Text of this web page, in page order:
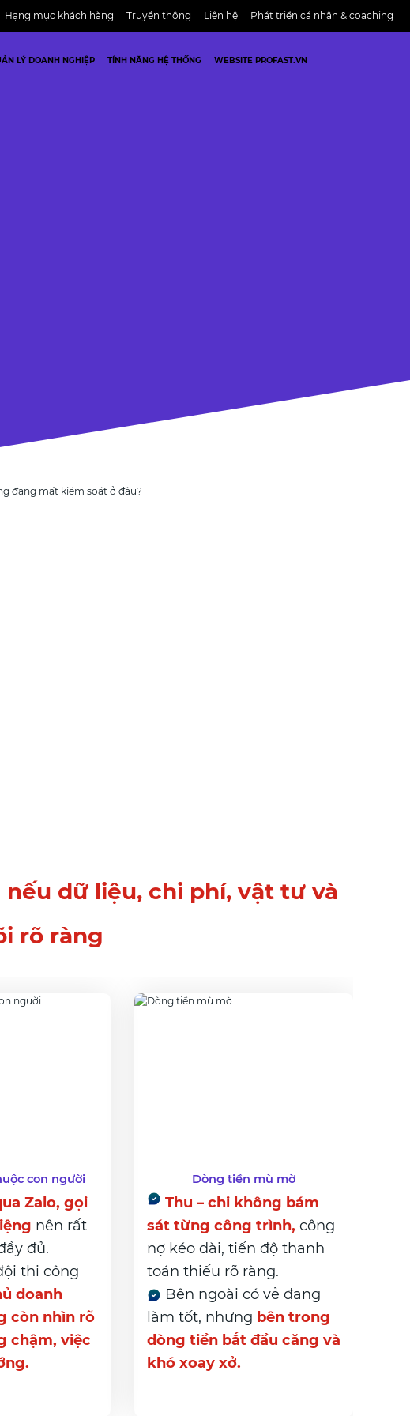
Hạng mục khách hàng Truyền thông Liên hệ Phát triển cá nhân & coaching
LÝ DOANH NGHIỆP TÍNH NĂNG HỆ THỐNG
WEBSITE PROFAST.VN
dữ liệu, chi phí, vật tư và
rõ ràng
con người
Zalo, gọi
nên rất
đủ.
thi công
doanh
còn nhìn rõ
chậm, việc
Dòng tiền mù mờ
Thu – chi không bám
sát từng công trình, công
nợ kéo dài, tiến độ thanh
toán thiếu rõ ràng.
Bên ngoài có vẻ đang
làm tốt, nhưng bên trong
dòng tiền bắt đầu căng và
khó xoay xở.